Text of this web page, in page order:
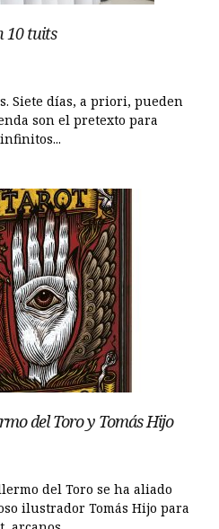
10 tuits
Siete días, a priori, pueden
son el pretexto para
del Toro y Tomás Hijo
del Toro se ha aliado
ilustrador Tomás Hijo para